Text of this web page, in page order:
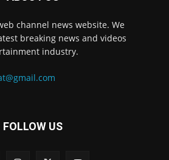
channel news website. We
breaking news and videos
industry.
FOLLOW US